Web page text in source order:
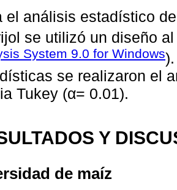
el análisis estadístico
se utilizó un diseño
System 9.0 for Windows
se realizaron el
Tukey (α= 0.01).
Y
de maíz